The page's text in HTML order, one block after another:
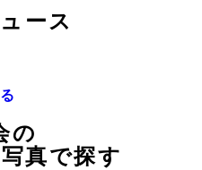
ース
の
真で探す